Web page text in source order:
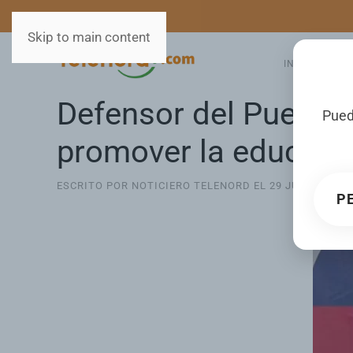
Skip to main content
INICIO
Defensor del Pueblo
promover la
ESCRITO POR NOTICIERO TELENORD EL 29 JULIO 2025